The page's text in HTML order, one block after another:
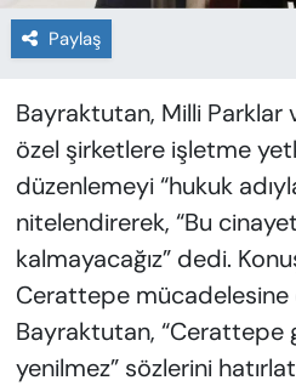
Paylaş
Bayraktutan, Milli Parklar
özel şirketlere işletme
düzenlemeyi “hukuk
nitelendirerek, “Bu
kalmayacağız” dedi.
Cerattepe mücadelesine
Bayraktutan, “Cerattepe
yenilmez” sözlerini